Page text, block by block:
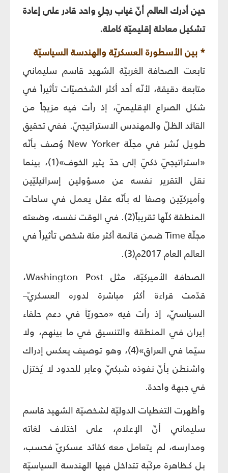
حين أدرك العالم أنّ غياب رجلٍ واحد قادر على إعادة
تشكيل معادلة إقليميّة كاملة.
* بين الأسطورة العسكريّة والهندسة السياسيّة
تابعت الصحافة الغربيّة الشهيد قاسم سليماني
متابعة دقيقة، لأنّه أحد أكثر الشخصيّات تأثيراً في
شكل الصراع الإقليميّ، إذ رأت فيه مزيجاً من
القائد الظلّ والمهندس الاستراتيجيّ. ففي تحقيق
طويل نُشر في مجلّة New Yorker وُصف بأنّه
«استراتيجيّ ذكيّ إلى حدّ يثير الخوف»(1)، بينما
نقل التقرير نفسه عن مسؤولين إسرائيليّين
وأميركيّين وصفاً له بأنّه عقل يعمل في ساحات
المنطقة كلّها تقريباً(2). في الوقت نفسه، وضعته
مجلّة Time ضمن قائمة أكثر مئة شخص تأثيراً في
العالم العام 2017م(3).
الصحافة الأميركيّة، مثل Washington Post،
قدّمت قراءة أكثر مباشرة لدوره العسكريّ–
السياسيّ، إذ رأت فيه «محوريّاً في دعم حلفاء
إيران في المنطقة والتنسيق في ما بينهم، ولا
سيّما في العراق»(4)، وهو توصيف يعكس إدراك
واشنطن بأنّ نفوذه شبكيّ وعابر للحدود لا يُختزل
في جبهة واحدة.
وأظهرت التغطيات الدوليّة لشخصيّة الشهيد قاسم
سليماني أنّ الإعلام، على اختلاف لغاته
ومدارسه، لم يتعامل معه كقائد عسكريّ فحسب،
بل كـظاهرة مركّبة تتداخل فيها الهندسة السياسيّة